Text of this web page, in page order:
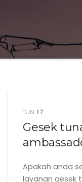
JUN 17
Gesek
Apakah anda
layanan gesek